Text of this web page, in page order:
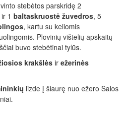
stebėtos parskridę 2
ir 1 baltaskruostė žuvedros, 5
, kartu su keliomis
Plovinių vištelių apskaitų
buvo stebėtinai tylūs.
krakšlės ir ežerinės
lizde į šiaurę nuo ežero Salos